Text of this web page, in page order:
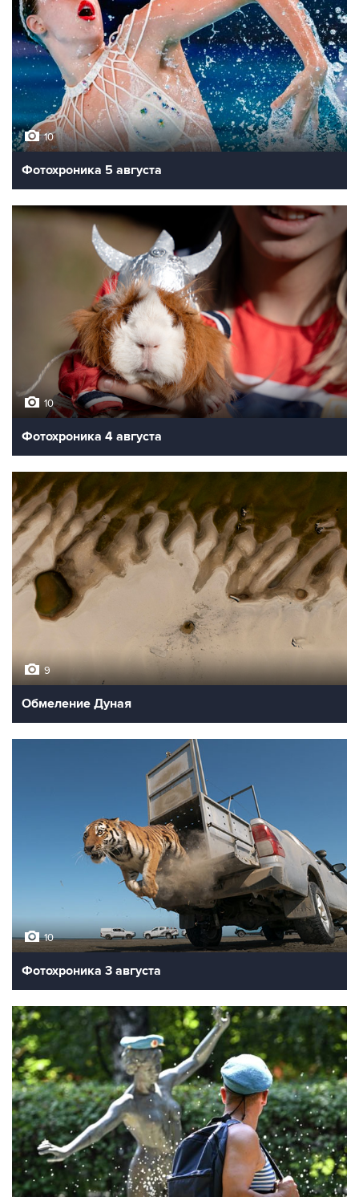
10
Фотохроника 5 августа
10
Фотохроника 4 августа
9
Обмеление Дуная
10
Фотохроника 3 августа